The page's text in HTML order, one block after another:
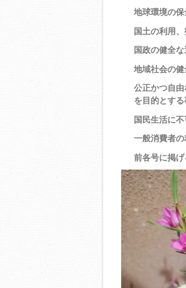
地球環境の
国土の利用
国政の健全
地域社会の
公正かつ自
を目的とす
国民生活に
一般消費者
前各号に掲